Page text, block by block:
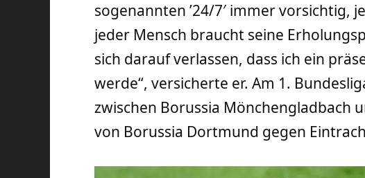
sogenannten ’24/7′ immer vorsichtig,
jeder Mensch braucht seine
sich darauf verlassen, dass ich ein
werde“, versicherte er. Am 1.
zwischen Borussia Mönchengladbach
von Borussia Dortmund gegen